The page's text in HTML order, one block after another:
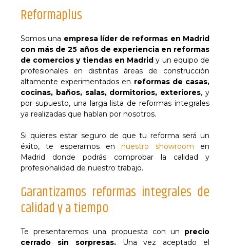
Reformaplus
Somos una empresa líder de reformas en Madrid
con más de 25 años de experiencia en reformas
de comercios y tiendas en Madrid y un equipo de
profesionales en distintas áreas de construcción
altamente experimentados en reformas de casas,
cocinas, baños, salas, dormitorios, exteriores, y
por supuesto, una larga lista de reformas integrales
ya realizadas que hablan por nosotros.
Si quieres estar seguro de que tu reforma será un
éxito, te esperamos ennuestro showroom en
Madrid donde podrás comprobar la calidad y
profesionalidad de nuestro trabajo.
Garantizamos reformas integrales de
calidad y a tiempo
Te presentaremos una propuesta con un precio
cerrado sin sorpresas. Una vez aceptado el